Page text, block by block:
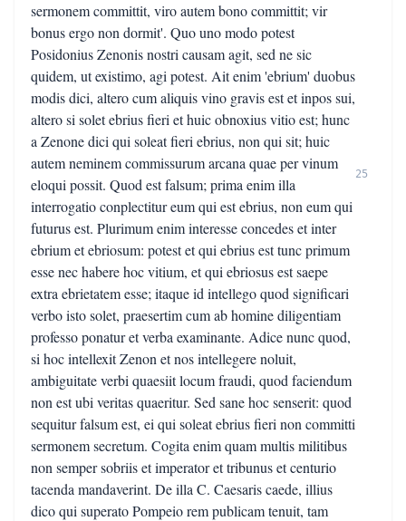
sermonem committit, viro autem bono committit; vir
bonus ergo non dormit'. Quo uno modo potest
Posidonius Zenonis nostri causam agit, sed ne sic
quidem, ut existimo, agi potest. Ait enim 'ebrium' duobus
modis dici, altero cum aliquis vino gravis est et inpos sui,
altero si solet ebrius fieri et huic obnoxius vitio est; hunc
a Zenone dici qui soleat fieri ebrius, non qui sit; huic
autem neminem commissurum arcana quae per vinum
eloqui possit. Quod est falsum; prima enim illa
interrogatio conplectitur eum qui est ebrius, non eum qui
futurus est. Plurimum enim interesse concedes et inter
ebrium et ebriosum: potest et qui ebrius est tunc primum
esse nec habere hoc vitium, et qui ebriosus est saepe
extra ebrietatem esse; itaque id intellego quod significari
verbo isto solet, praesertim cum ab homine diligentiam
professo ponatur et verba examinante. Adice nunc quod,
si hoc intellexit Zenon et nos intellegere noluit,
ambiguitate verbi quaesiit locum fraudi, quod faciendum
non est ubi veritas quaeritur. Sed sane hoc senserit: quod
sequitur falsum est, ei qui soleat ebrius fieri non committi
sermonem secretum. Cogita enim quam multis militibus
non semper sobriis et imperator et tribunus et centurio
tacenda mandaverint. De illa C. Caesaris caede, illius
dico qui superato Pompeio rem publicam tenuit, tam
25